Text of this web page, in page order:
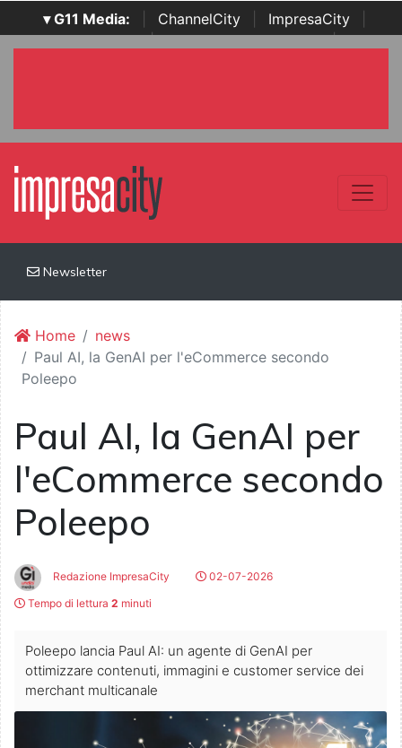
▾ G11 Media: ChannelCity ImpresaCity
SecurityOpenLab | Italian Channel Awards | Italian
Newsletter
Home
news
Paul AI, la GenAI per l'eCommerce secondo
Poleepo
Paul AI, la GenAI per
l'eCommerce secondo
Poleepo
Redazione ImpresaCity
02-07-2026
Tempo di lettura 2 minuti
Poleepo lancia Paul AI: un agente di GenAI per
ottimizzare contenuti, immagini e customer service dei
merchant multicanale